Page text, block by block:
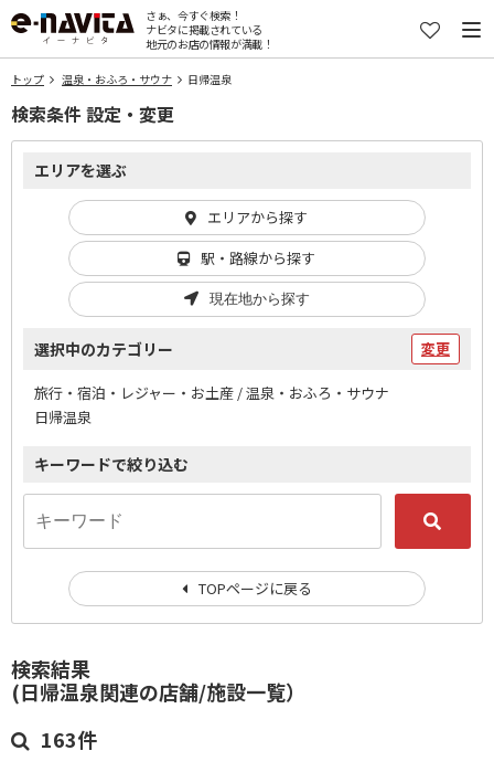
さぁ、今すぐ検索！
ナビタに掲載されている
地元のお店の情報が満載！
トップ 温泉・おふろ・サウナ 日帰温泉
検索結果
(日帰温泉関連の店舗/施設一覧）
163件
検索条件 設定・変更
エリアを選ぶ
エリアから探す
駅・路線から探す
現在地から探す
選択中のカテゴリー 変更
旅行・宿泊・レジャー・お土産 / 温泉・おふろ・サウナ
日帰温泉
キーワードで絞り込む
TOPページに戻る